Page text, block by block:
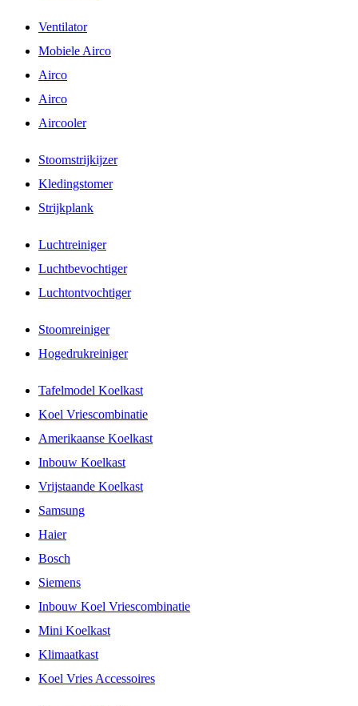
Ventilator
Mobiele Airco
Airco
Airco
Aircooler
Stoomstrijkijzer
Kledingstomer
Strijkplank
Luchtreiniger
Luchtbevochtiger
Luchtontvochtiger
Stoomreiniger
Hogedrukreiniger
Tafelmodel Koelkast
Koel Vriescombinatie
Amerikaanse Koelkast
Inbouw Koelkast
Vrijstaande Koelkast
Samsung
Haier
Bosch
Siemens
Inbouw Koel Vriescombinatie
Mini Koelkast
Klimaatkast
Koel Vries Accessoires